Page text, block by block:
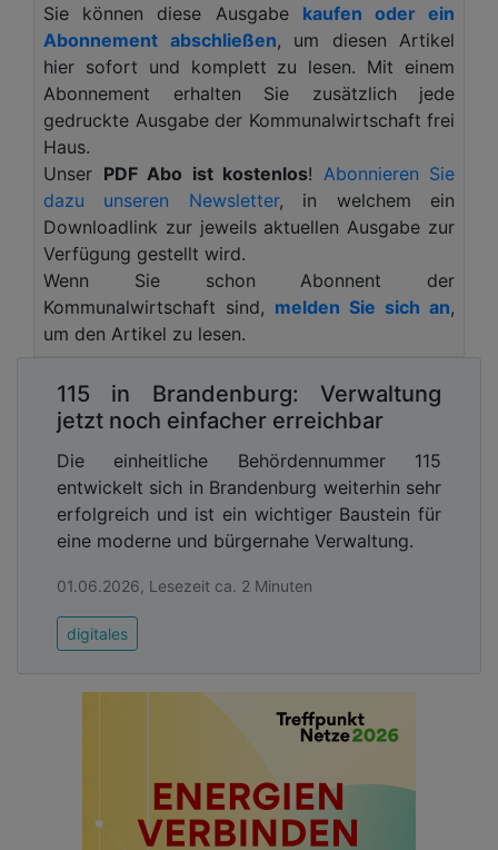
Detection and Response (MXDR) vonG DATA
CyberDefense.
In Sachen IT-Sicherheit sind Städte, Landkreise und
Kommunen oft auf sich allein gestellt. Dabei stehen
alle vor den gleichen Herausforderungen: Geringes
IT-Budget, chronischer Personalmangel, fehlendes
IT-Security-Wissen sowie lange Vergabeverfahren.
Diese Rahmenbedingungen erschweren eine
zeitgemäße Absicherung der IT. Vor diesem
Hintergrund ziehen immer mehr Verantwortliche
die Zusammenarbeit mit externen Dienstleistern in
Betracht.
Viele IT-Sicherheitsvorfälle in Kommunen hatten in
der Vergangenheit eine Gemeinsamkeit: Es gab
eindeutige Anzeichen eines Angriffs, welche die IT-
Verantwortlichen aus unterschiedlichen guten
Gründen übersehen oder falsch gedeutet hatten.
Was wie ein Vorwurf klingt, ist eigentlich keiner.-
einer Stadt oder eines Landkreises gehört nicht
zum Kern der Ausbildung von städtischen und
kommunalen IT-Fachkräfte. Daher kann man den
das ist auch nicht Ziel der Ausbildung. Und genau
hier krankt das System kommunaler IT-Sicherheit:
Angriffen und nicht auf der Erkennung laufender
Angriffsversuche. An dieser Stelle kommen
Extended-Detection-and-Response-Systeme
Sie können diese Ausgabe kaufen oder ein
Abonnement abschließen, um diesen Artikel
hier sofort und komplett zu lesen. Mit einem
Abonnement erhalten Sie zusätzlich jede
gedruckte Ausgabe der Kommunalwirtschaft frei
Haus.
Unser PDF Abo ist kostenlos! Abonnieren Sie
dazu unseren Newsletter, in welchem ein
Downloadlink zur jeweils aktuellen Ausgabe zur
Verfügung gestellt wird.
Wenn Sie schon Abonnent der
Kommunalwirtschaft sind, melden Sie sich an,
um den Artikel zu lesen.
115 in Brandenburg: Verwaltung
jetzt noch einfacher erreichbar
Die einheitliche Behördennummer 115
entwickelt sich in Brandenburg weiterhin sehr
erfolgreich und ist ein wichtiger Baustein für
eine moderne und bürgernahe Verwaltung.
01.06.2026, Lesezeit ca. 2 Minuten
digitales